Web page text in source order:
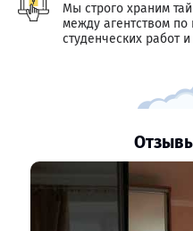
Мы строго храним
между агентством
студенческих работ